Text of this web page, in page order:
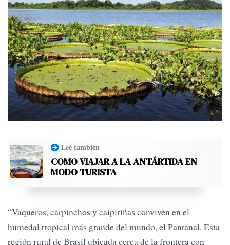
Leé también
COMO VIAJAR A LA ANTÁRTIDA EN
MODO TURISTA
“Vaqueros, carpinchos y caipiriñas conviven en el
humedal tropical más grande del mundo, el Pantanal. Esta
región rural de Brasil ubicada cerca de la frontera con